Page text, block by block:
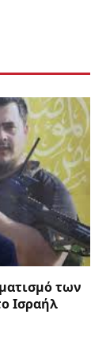
των
Ισραήλ